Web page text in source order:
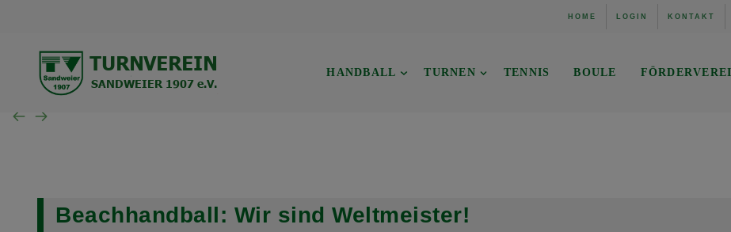
HOME LOGIN KONTAKT
HANDBALL TURNEN TENNIS BOULE
Beachhandball: Wir sind Weltmeister!
TVS Baden-Baden 1907
Wochenübersicht TVS
Trainingszeiten
Gerätturnen w.
Verwaltung
Mannschaft der Woche